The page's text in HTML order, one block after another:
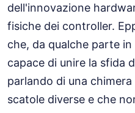
dell'innovazione
fisiche dei controller.
che, da qualche parte
capace di unire la sfida
parlando di una
scatole diverse e che